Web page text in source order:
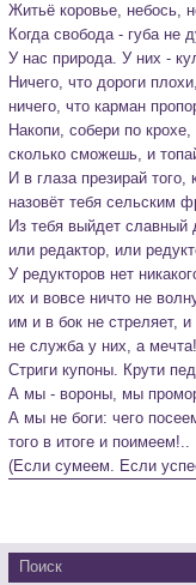
Житьё коровье, небось,
Когда свобода - губа
У нас природа. У них -
Ничего, что дороги
ничего, что карман
Накопи, собери по
сколько сможешь, и
И в глаза презирай того,
назовёт тебя сельским
Из тебя выйдет
или редактор, или
У редукторов нет
их и вовсе ничто не
им и в бок не стреляет,
не служба у них, а
Стриги купоны. Крути
А мы - вороны, мы
А мы не боги: чего
того в итоге и